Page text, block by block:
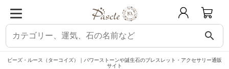
search
ビーズ・ルース（ターコイズ）｜パワーストーンや誕生石のブレスレット・アクセサリー通販
サイト